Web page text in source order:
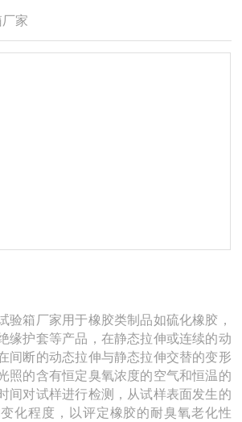
家
验箱厂家用于橡胶类制品如硫化橡胶，
缘护套等产品，在静态拉伸或连续的动
间断的动态拉伸与静态拉伸交替的变形
照的含有恒定臭氧浓度的空气和恒温的
间对试样进行检测，从试样表面发生的
化程度，以评定橡胶的耐臭氧老化性